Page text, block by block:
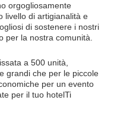
orgogliosamente
livello di artigianalità e
di sostenere i nostri
per la nostra comunità.
a 500 unità,
grandi che per le piccole
per un evento
per il tuo hotelTi